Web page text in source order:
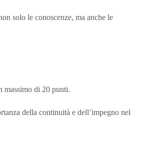
solo le conoscenze, ma anche le
massimo di 20 punti.
della continuità e dell’impegno nel